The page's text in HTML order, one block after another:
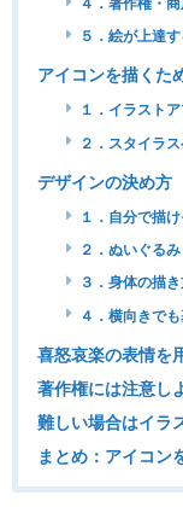
４．著作権・
５．絵が上達す
アイコンを描くた
１．イラストア
２．スタイラ
デザインの決め方
１．自分で描
２．ぬいぐる
３．身体の描
４．横向きで
喜怒哀楽の表情を
著作権には注意し
難しい場合はイラ
まとめ：アイコン